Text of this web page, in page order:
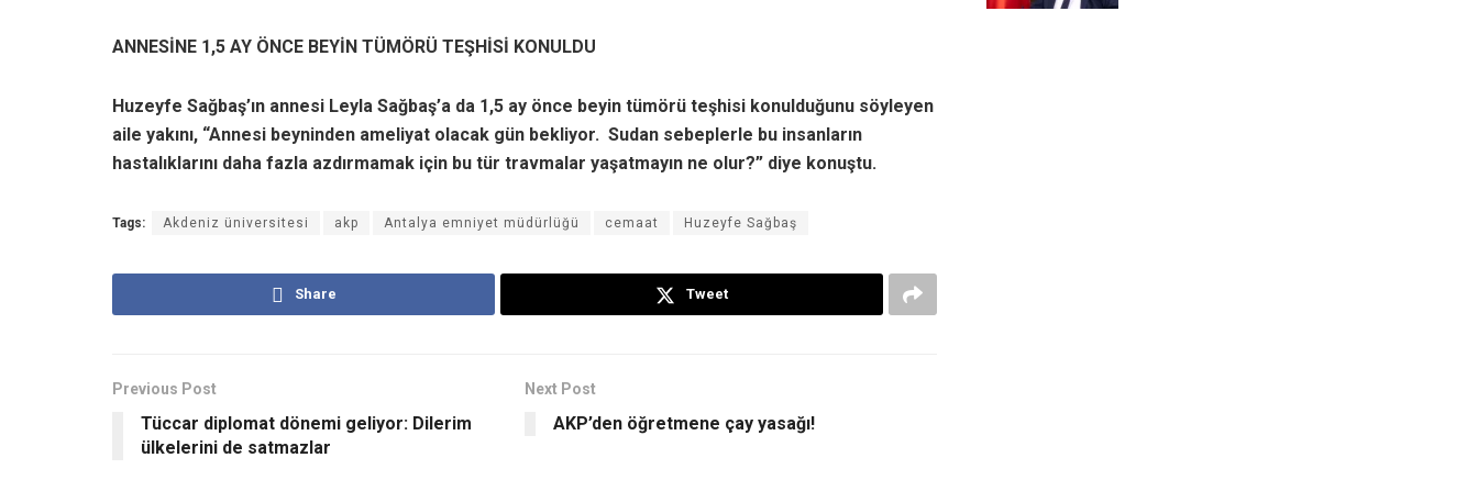
ANNESİNE 1,5 AY ÖNCE BEYİN TÜMÖRÜ TEŞHİSİ KONULDU
Huzeyfe Sağbaş’ın annesi Leyla Sağbaş’a da 1,5 ay önce beyin tümörü teşhisi konulduğunu söyleyen
aile yakını, “Annesi beyninden ameliyat olacak gün bekliyor. Sudan sebeplerle bu insanların
hastalıklarını daha fazla azdırmamak için bu tür travmalar yaşatmayın ne olur?” diye konuştu.
Tags: Akdeniz üniversitesi akp Antalya emniyet müdürlüğü cemaat Huzeyfe Sağbaş
Share Tweet
Previous Post
Tüccar diplomat dönemi geliyor: Dilerim
ülkelerini de satmazlar
Next Post
AKP’den öğretmene çay yasağı!